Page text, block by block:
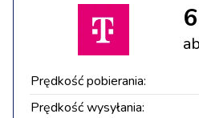
Prędkość pobierania:
Prędkość wysyłania: